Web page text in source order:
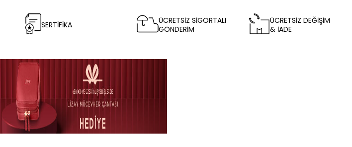
SERTİFİKA
ÜCRETSİZ SİGORTALI
GÖNDERİM
ÜCRETSİZ DEĞİŞİM
& İADE